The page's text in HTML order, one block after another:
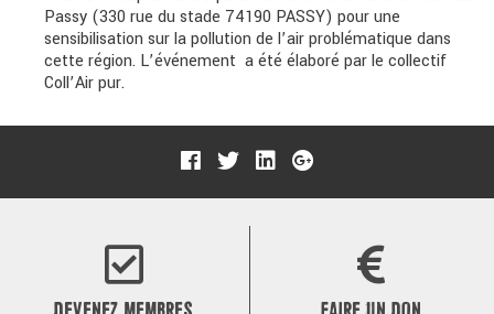
Passy (330 rue du stade 74190 PASSY) pour une
sensibilisation sur la pollution de l’air problématique dans
cette région. L’événement a été élaboré par le collectif
Coll’Air pur.